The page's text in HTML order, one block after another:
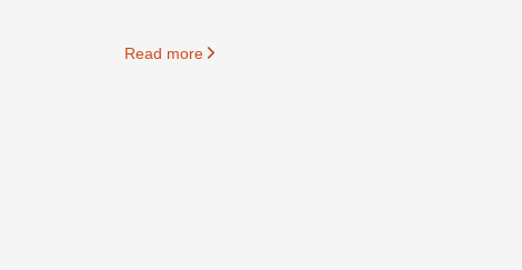
Read more